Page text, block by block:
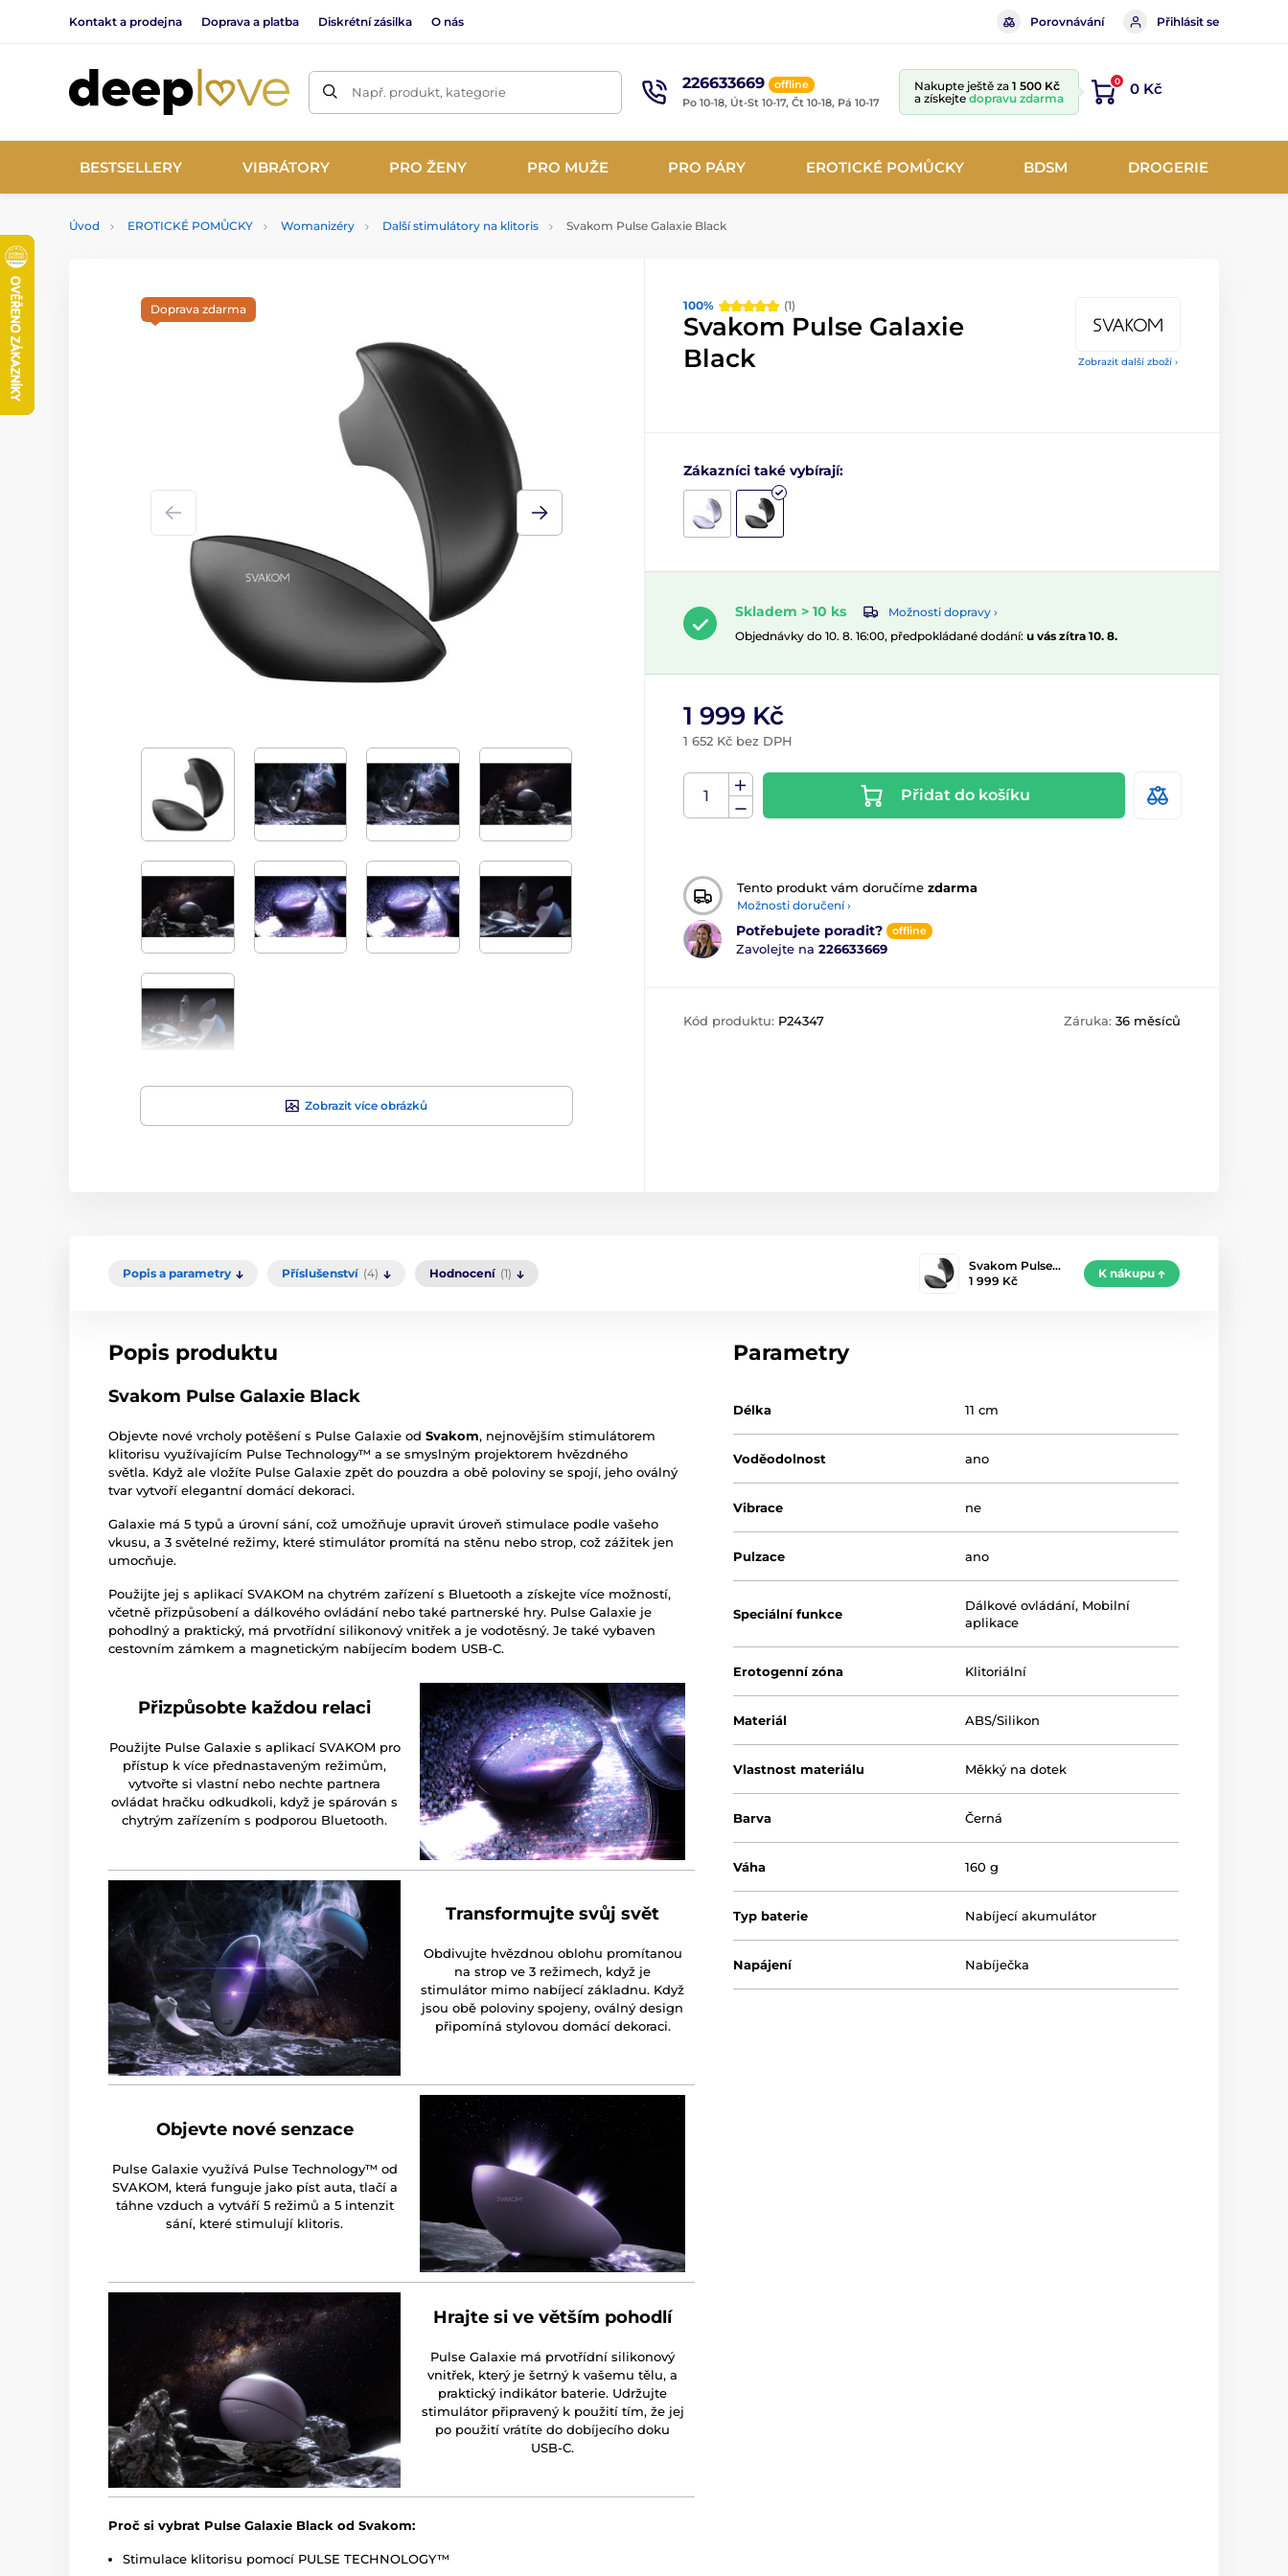
Kontakt a prodejna Doprava a platba Diskrétní zásilka O nás Porovnávání Přihlásit se
Např. produkt, kategorie 226633669
offline
Po 10-18, Út-St 10-17, Čt 10-18, Pá 10-17
Nakupte ještě za 1 500 Kč
a získejte dopravu zdarma
0 0 Kč
BESTSELLERY VIBRÁTORY PRO ŽENY PRO MUŽE PRO PÁRY EROTICKÉ POMŮCKY BDSM DROGERIE
Úvod EROTICKÉ POMŮCKY Womanizéry Další stimulátory na klitoris Svakom Pulse Galaxie Black
100% (1)
Zobrazit další zboží ›
Zobrazit více obrázků
Doprava zdarma
Svakom Pulse Galaxie
Black
Zákazníci také vybírají:
Skladem > 10 ks
Možnosti dopravy ›
Objednávky do 10. 8. 16:00, předpokládané dodání: u vás zítra 10. 8.
1 999 Kč
1 652 Kč bez DPH
Přidat do košíku
Tento produkt vám doručíme zdarma
Možnosti doručení ›
Potřebujete poradit? offline
Zavolejte na 226633669
Kód produktu: P24347 Záruka: 36 měsíců
Popis a parametry Příslušenství (4) Hodnocení (1)
Svakom Pulse…
1 999 Kč
K nákupu
Popis produktu
Svakom Pulse Galaxie Black
Objevte nové vrcholy potěšení s Pulse Galaxie od Svakom, nejnovějším stimulátorem
klitorisu využívajícím Pulse Technology™ a se smyslným projektorem hvězdného
světla. Když ale vložíte Pulse Galaxie zpět do pouzdra a obě poloviny se spojí, jeho oválný
tvar vytvoří elegantní domácí dekoraci.
Galaxie má 5 typů a úrovní sání, což umožňuje upravit úroveň stimulace podle vašeho
vkusu, a 3 světelné režimy, které stimulátor promítá na stěnu nebo strop, což zážitek jen
umocňuje.
Použijte jej s aplikací SVAKOM na chytrém zařízení s Bluetooth a získejte více možností,
včetně přizpůsobení a dálkového ovládání nebo také partnerské hry. Pulse Galaxie je
pohodlný a praktický, má prvotřídní silikonový vnitřek a je vodotěsný. Je také vybaven
cestovním zámkem a magnetickým nabíjecím bodem USB-C.
Přizpůsobte každou relaci
Použijte Pulse Galaxie s aplikací SVAKOM pro
přístup k více přednastaveným režimům,
vytvořte si vlastní nebo nechte partnera
ovládat hračku odkudkoli, když je spárován s
chytrým zařízením s podporou Bluetooth.
Transformujte svůj svět
Obdivujte hvězdnou oblohu promítanou
na strop ve 3 režimech, když je
stimulátor mimo nabíjecí základnu. Když
jsou obě poloviny spojeny, oválný design
připomíná stylovou domácí dekoraci.
Objevte nové senzace
Pulse Galaxie využívá Pulse Technology™ od
SVAKOM, která funguje jako píst auta, tlačí a
táhne vzduch a vytváří 5 režimů a 5 intenzit
sání, které stimulují klitoris.
Hrajte si ve větším pohodlí
Pulse Galaxie má prvotřídní silikonový
vnitřek, který je šetrný k vašemu tělu, a
praktický indikátor baterie. Udržujte
stimulátor připravený k použití tím, že jej
po použití vrátíte do dobíjecího doku
USB-C.
Proč si vybrat Pulse Galaxie Black od Svakom:
Stimulace klitorisu pomocí PULSE TECHNOLOGY™
Parametry
Délka 11 cm
Voděodolnost ano
Vibrace ne
Pulzace ano
Speciální funkce
Dálkové ovládání, Mobilní
aplikace
Erotogenní zóna Klitoriální
Materiál ABS/Silikon
Vlastnost materiálu Měkký na dotek
Barva Černá
Váha 160 g
Typ baterie Nabíjecí akumulátor
Napájení Nabíječka